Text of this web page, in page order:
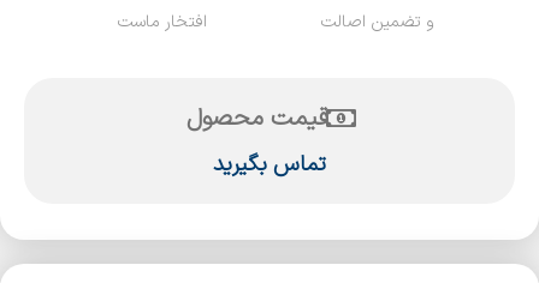
و تضمین اصالت افتخار ماست
قیمت محصول
تماس بگیرید